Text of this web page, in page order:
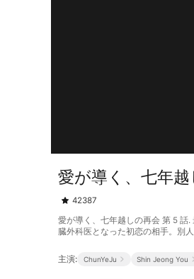
愛が導く、七年
42387
愛が導く、七年越しの再会 第 5 話
臓外科医となった初恋の相手。別
主演: ChunYeJu Shin Jeong You